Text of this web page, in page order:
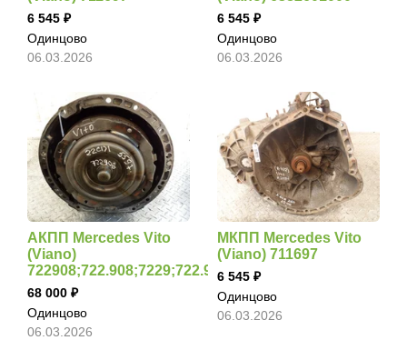
6 545
Одинцово
06.03.2026
6 545
Одинцово
06.03.2026
АКПП Mercedes Vito
(Viano)
722908;722.908;7229;722.9
68 000
Одинцово
06.03.2026
МКПП Mercedes Vito
(Viano) 711697
6 545
Одинцово
06.03.2026